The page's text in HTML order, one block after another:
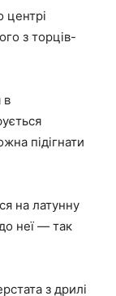
центрі
з торців-
в
підігнати
на латунну
неї — так
з дрилі